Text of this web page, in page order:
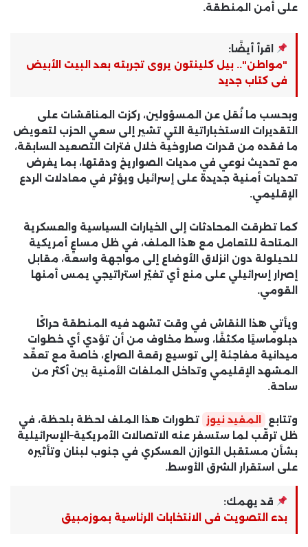
على أمن المنطقة.
اقرأ أيضًا:
"مواطن".. بيل كلينتون يروى تجربته بعد البيت الأبيض
فى كتاب جديد
وبحسب ما نُقل عن المسؤولين، ركزت المناقشات على
التقديرات الاستخباراتية التي تشير إلى سعي الحزب لتعويض
ما فقده من قدرات صاروخية خلال فترات التصعيد السابقة،
مع تحديث نوعي في مديات الصواريخ ودقتها، بما يفرض
تحديات أمنية جديدة على إسرائيل ويؤثر في معادلات الردع
الإقليمي.
كما تطرقت المحادثات إلى
الخيارات السياسية والعسكرية
المتاحة للتعامل مع هذا الملف، في ظل مساعٍ أمريكية
للحيلولة دون انزلاق الأوضاع إلى مواجهة واسعة، مقابل
إصرار إسرائيلي على منع أي تغيّر استراتيجي يمس أمنها
القومي.
ويأتي هذا النقاش في وقت تشهد فيه المنطقة حراكًا
دبلوماسيًا مكثفًا، وسط مخاوف من أن تؤدي أي خطوات
ميدانية مفاجئة إلى توسيع رقعة الصراع، خاصة مع تعقّد
المشهد الإقليمي وتداخل الملفات الأمنية بين أكثر من
ساحة.
وتتابع المفيد نيوز
تطورات هذا الملف لحظة بلحظة، في
ظل ترقّب لما ستسفر عنه الاتصالات الأمريكية–الإسرائيلية
بشأن مستقبل التوازن العسكري في جنوب لبنان وتأثيره
على استقرار الشرق الأوسط.
قد يهمك:
بدء التصويت فى الانتخابات الرئاسية بموزمبيق